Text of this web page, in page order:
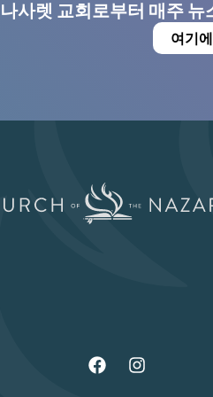
나사렛 교회로부터 매주
여기